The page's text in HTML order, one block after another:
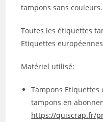
tampons sans couleurs.
Toutes les étiquettes
Etiquettes européennes
Matériel utilisé:
Tampons Etiquettes
tampons en
https://quiscrap.fr/